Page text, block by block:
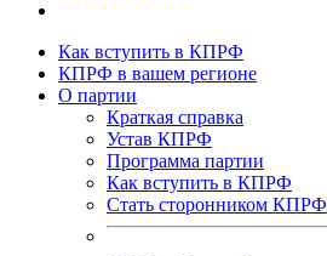
Как вступить в КПРФ
КПРФ в вашем регионе
О партии
Краткая справка
Устав КПРФ
Программа партии
Как вступить в КПРФ
Стать сторонником КПРФ